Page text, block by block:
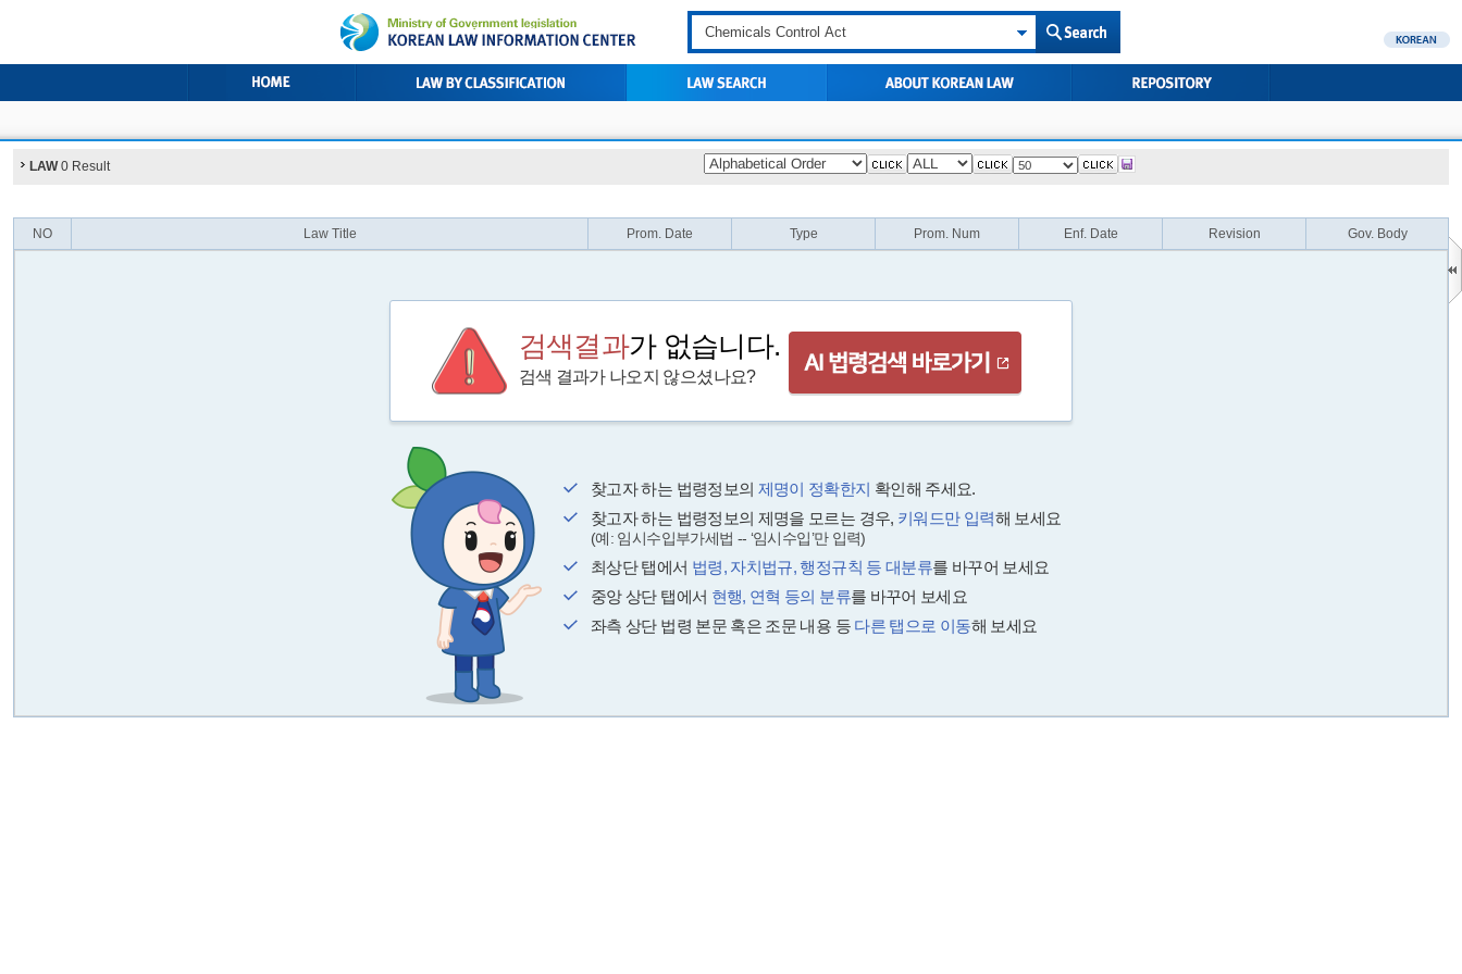
LAW0 Result
NO Law Title Prom. Date Type Prom. Num Enf. Date Revision Gov. Body
검색결과가 없습니다.
검색 결과가 나오지 않으셨나요?
찾고자 하는 법령정보의 제명이 정확한지 확인해 주세요.
찾고자 하는 법령정보의 제명을 모르는 경우, 키워드만 입력해 보세요
(예: 임시수입부가세법 -- ‘임시수입’만 입력)
최상단 탭에서 법령, 자치법규, 행정규칙 등 대분류를 바꾸어 보세요
중앙 상단 탭에서 현행, 연혁 등의 분류를 바꾸어 보세요
좌측 상단 법령 본문 혹은 조문 내용 등 다른 탭으로 이동해 보세요